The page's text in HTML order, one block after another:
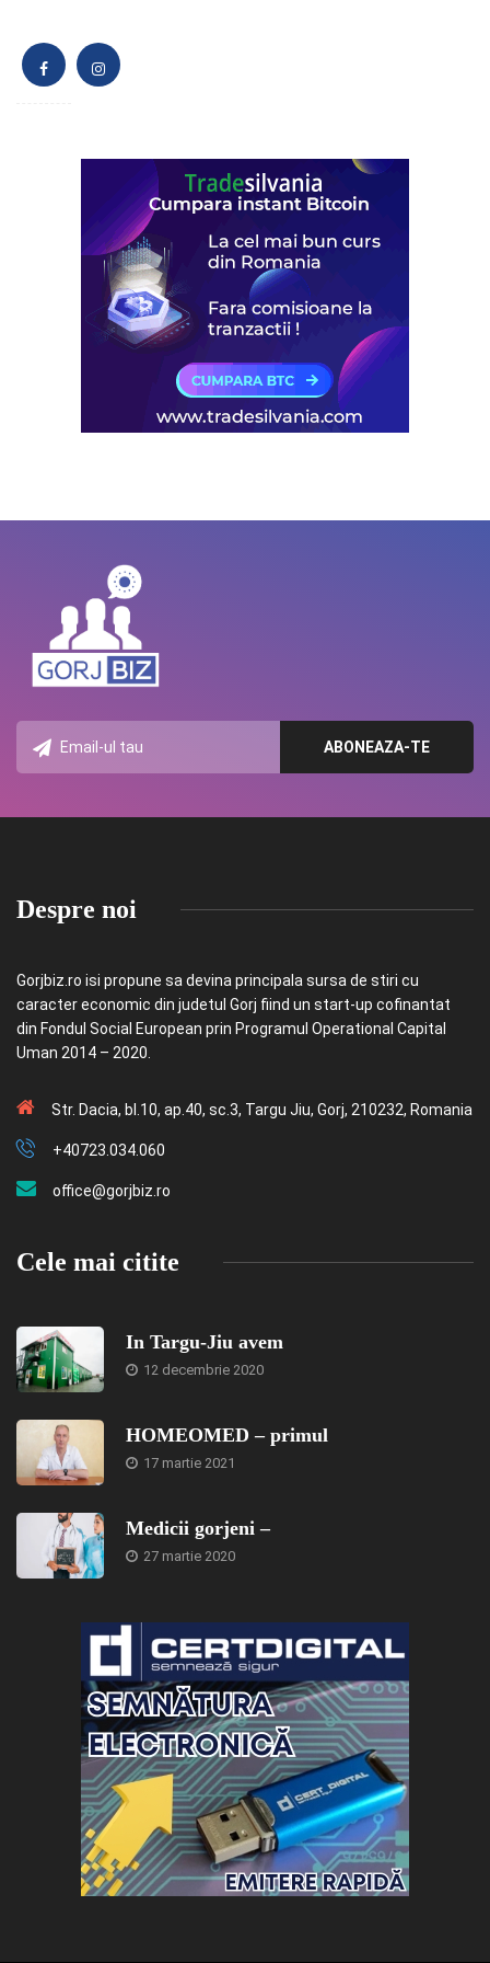
Despre noi
Gorjbiz.ro isi propune sa devina principala sursa de stiri cu
caracter economic din judetul Gorj fiind un start-up cofinantat
din Fondul Social European prin Programul Operational Capital
Uman 2014 – 2020.
Str. Dacia, bl.10, ap.40, sc.3, Targu Jiu, Gorj, 210232, Romania
+40723.034.060
office@gorjbiz.ro
Cele mai citite
In Targu-Jiu avem
12 decembrie 2020
HOMEOMED – primul
17 martie 2021
Medicii gorjeni –
27 martie 2020